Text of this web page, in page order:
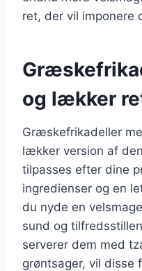
ret, der vil imponere
og lækker
Græskefrikadeller
lækker version af
tilpasses efter dine
ingredienser og en
du nyde en
sund og
serverer dem med
grøntsager, vil disse